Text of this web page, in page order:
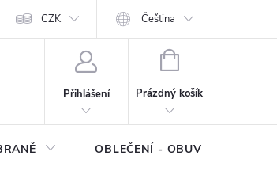
OCHRANA OSOBNÍCH DAT Moje objednávka
CZK Čeština
Přihlášení
NÁKUPNÍ
Prázdný košík
OBLEČENÍ - OBUV